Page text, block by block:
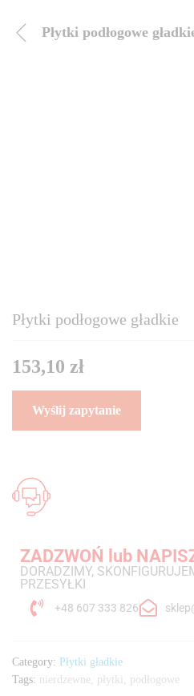
Płytki podłogowe
Płytki podłogowe gładkie
153,10 zł
ZADZWOŃ lub
DORADZIMY,
PRZESYŁKI
+48 607 333 826
Category: Płytki gładkie
Tags: nierdzewne płytki podłogowe